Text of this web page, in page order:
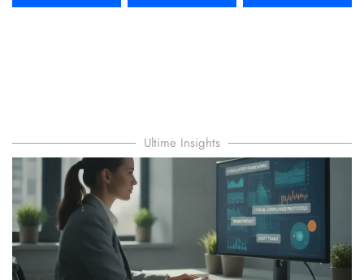
Ultime Insights